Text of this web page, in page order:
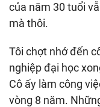
của năm 30 tuổi
mà thôi.
Tôi chợt nhớ đến
nghiệp đại học
Cô ấy làm công
vòng 8 năm.